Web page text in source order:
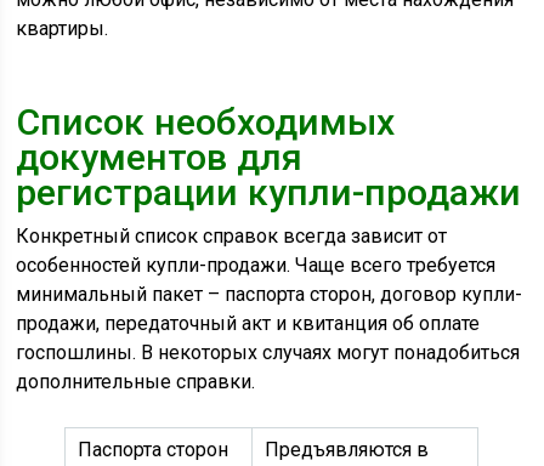
квартиры.
Список необходимых
документов для
регистрации купли-продажи
Конкретный список справок всегда зависит от
особенностей купли-продажи. Чаще всего требуется
минимальный пакет – паспорта сторон, договор купли-
продажи, передаточный акт и квитанция об оплате
госпошлины. В некоторых случаях могут понадобиться
дополнительные справки.
Паспорта сторон
Предъявляются в